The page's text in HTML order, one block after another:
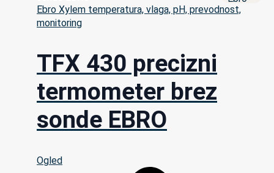
Ebro Xylem temperatura, vlaga, pH, prevodnost,
monitoring
TFX 430 precizni
termometer brez
sonde EBRO
Ogled